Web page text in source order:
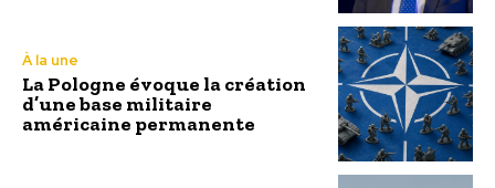
À la une
La Pologne évoque la création
d’une base militaire
américaine permanente